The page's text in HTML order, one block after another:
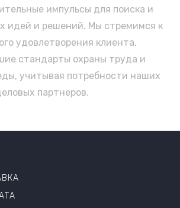
импульсы для поиска и
идей и решений. Мы стремимся к
удовлетворения клиента,
стандарты охраны труда и
учитывая потребности наших
партнеров.